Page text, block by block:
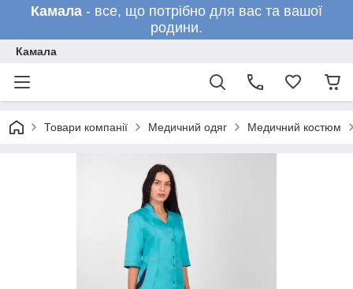
Камала - все, що потрібно для вас та вашої
родини.
Камала
Товари компанії Медичний одяг Медичний костюм